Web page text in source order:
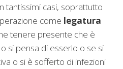
tantissimi casi, soprattutto
come legatura
tenere presente che è
si pensa di esserlo o se si
o si è sofferto di infezioni